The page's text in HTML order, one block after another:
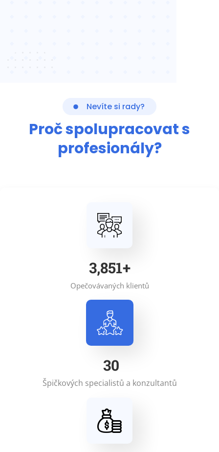
Nevíte si rady?
Proč spolupracovat s
profesionály?
5,000+
Opečovávaných klientů
32
Špičkových specialistů a konzultantů